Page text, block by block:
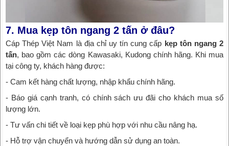
7. Mua kẹp tôn ngang 2 tấn ở đâu?
Cáp Thép Việt Nam là địa chỉ uy tín cung cấp kẹp tôn ngang 2
tấn, bao gồm các dòng Kawasaki, Kudong chính hãng. Khi mua
tại công ty, khách hàng được:
- Cam kết hàng chất lượng, nhập khẩu chính hãng.
- Báo giá cạnh tranh, có chính sách ưu đãi cho khách mua số
lượng lớn.
- Tư vấn chi tiết về loại kẹp phù hợp với nhu cầu nâng hạ.
- Hỗ trợ vận chuyển và hướng dẫn sử dụng an toàn.